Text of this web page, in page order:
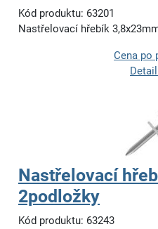
Kód produktu: 63201
Nastřelovací hřebík
Cena po
Nastřelovací
2podložky
Kód produktu: 63243